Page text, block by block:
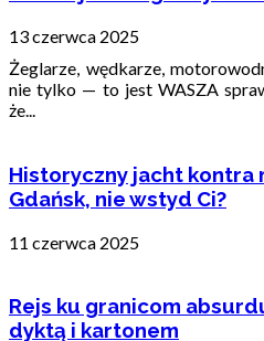
13 czerwca 2025
Żeglarze, wędkarze,
nie tylko — to jest WASZA
że...
Historyczny jacht kontra
Gdańsk, nie wstyd Ci?
11 czerwca 2025
Rejs ku granicom
dyktą i kartonem